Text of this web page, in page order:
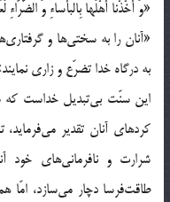
«وَ أخْذْنا أهْلَها بِالبأساءِ وَ
«آنان را به سختي‌ها و
به درگاه خدا تضرّع و زاري
اين سنّت بي‌تبديل خداست كه
كرد‌هاي آنان تقدير مي‌فرمايد،
شرارت و نافرماني‌هاي خود
طاقت‌فرسا دچار مي‌سازد،